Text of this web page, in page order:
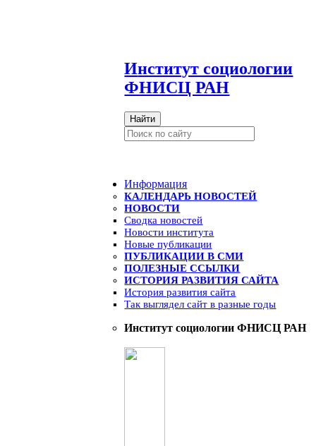
Институт социологии
ФНИСЦ РАН
Найти
Информация
КАЛЕНДАРЬ НОВОСТЕЙ
НОВОСТИ
Сводка новостей
Новости института
Новые публикации
ПУБЛИКАЦИИ В СМИ
ПОЛЕЗНЫЕ ССЫЛКИ
ИСТОРИЯ РАЗВИТИЯ САЙТА
История развития сайта
Так выглядел сайт в разные годы
Институт социологии ФНИСЦ РАН